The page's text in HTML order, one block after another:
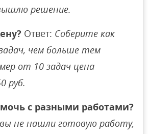
решение.
Ответ: Соберите как
чем больше тем
от 10 задач цена
руб.
с разными работами?
не нашли готовую работу,